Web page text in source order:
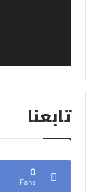
تابعنا
0
Fans